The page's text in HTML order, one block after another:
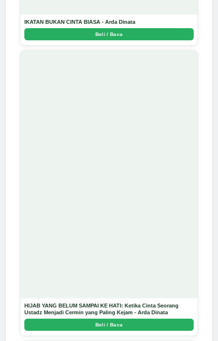
IKATAN BUKAN CINTA BIASA - Arda Dinata
Beli / Baca
HIJAB YANG BELUM SAMPAI KE HATI: Ketika Cinta Seorang
Ustadz Menjadi Cermin yang Paling Kejam - Arda Dinata
Beli / Baca